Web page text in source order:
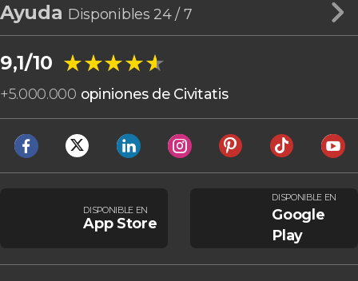
Ayuda Disponibles 24 / 7
9,1/10 ★★★★★
★★★★★
+5.000.000 opiniones de Civitatis
DISPONIBLE EN
App Store
DISPONIBLE EN
Google
Play